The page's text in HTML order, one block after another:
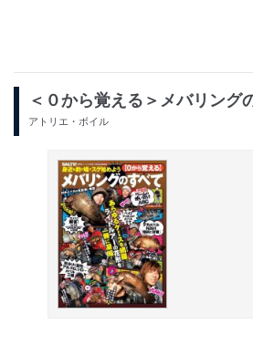
＜０から覚える＞メバリング
アトリエ・ボイル